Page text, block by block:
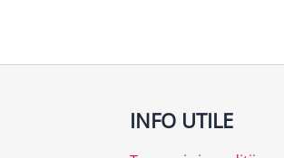
INFO UTILE